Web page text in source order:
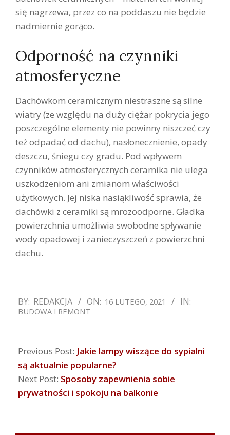
się nagrzewa, przez co na poddaszu nie będzie
nadmiernie gorąco.
Odporność na czynniki
atmosferyczne
Dachówkom ceramicznym niestraszne są silne
wiatry (ze względu na duży ciężar pokrycia jego
poszczególne elementy nie powinny niszczeć czy
też odpadać od dachu), nasłonecznienie, opady
deszczu, śniegu czy gradu. Pod wpływem
czynników atmosferycznych ceramika nie ulega
uszkodzeniom ani zmianom właściwości
użytkowych. Jej niska nasiąkliwość sprawia, że
dachówki z ceramiki są mrozoodporne. Gładka
powierzchnia umożliwia swobodne spływanie
wody opadowej i zanieczyszczeń z powierzchni
dachu.
02-
16
BY: REDAKCJA ON: 16 LUTEGO, 2021 IN:
BUDOWA I REMONT
Previous Post: Jakie lampy wiszące do sypialni
są aktualnie popularne?
Next Post: Sposoby zapewnienia sobie
prywatności i spokoju na balkonie